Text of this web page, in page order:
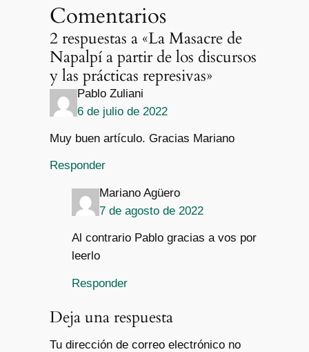
Comentarios
2 respuestas a «La Masacre de
Napalpí a partir de los discursos
y las prácticas represivas»
Pablo Zuliani
6 de julio de 2022
Muy buen artículo. Gracias Mariano
Responder
Mariano Agüero
7 de agosto de 2022
Al contrario Pablo gracias a vos por
leerlo
Responder
Deja una respuesta
Tu dirección de correo electrónico no